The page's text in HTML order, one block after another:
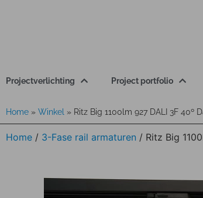
Projectverlichting Project portfolio
Home » Winkel » Ritz Big 1100lm 927 DALI 3F 40º
Home / 3-Fase rail armaturen / Ritz Big